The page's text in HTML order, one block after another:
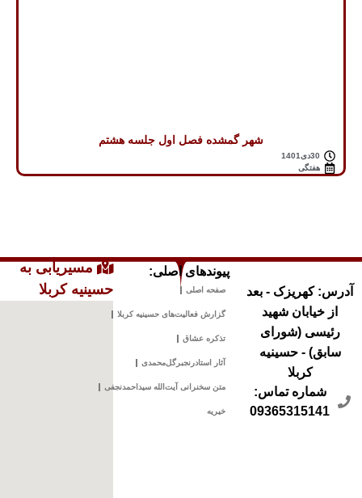
شهر گمشده فصل اول جلسه هشتم
30دی1401
هفتگی
آدرس: کهریزک - بعد
از خیابان شهید
رئیسی (شورای
سابق) - حسینیه
کربلا
شماره تماس:
09365315141
پیوندهای اصلی:
صفحه اصلی
گزارش فعالیت‌های حسینیه کربلا
تذکره عشاق
آثار استادرنجبرگل‌محمدی
متن سخنرانی آیت‌الله سیداحمدنجفی
خیریه
مسیریابی به
حسینیه کربلا